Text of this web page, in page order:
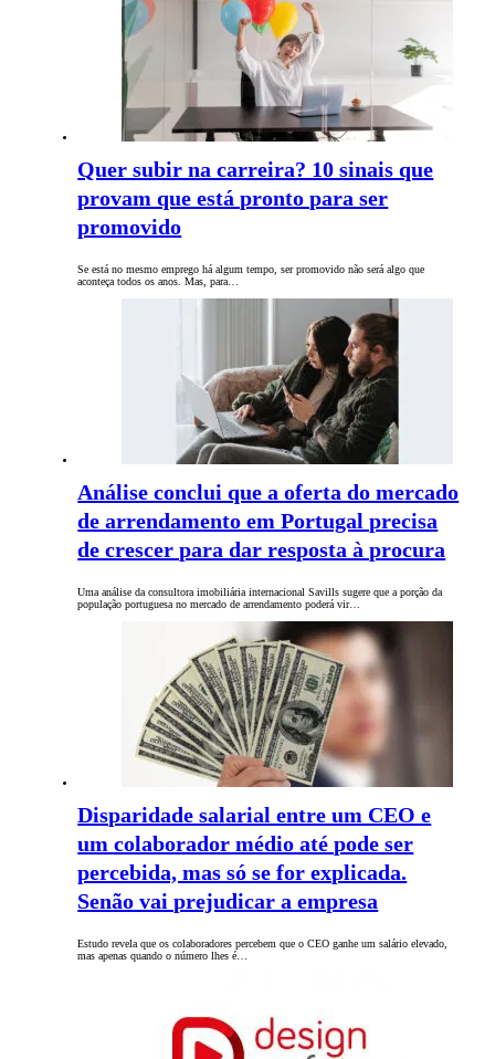
Quer subir na carreira? 10 sinais que
provam que está pronto para ser
promovido
Se está no mesmo emprego há algum tempo, ser promovido não será algo que
aconteça todos os anos. Mas, para…
Análise conclui que a oferta do mercado
de arrendamento em Portugal precisa
de crescer para dar resposta à procura
Uma análise da consultora imobiliária internacional Savills sugere que a porção da
população portuguesa no mercado de arrendamento poderá vir…
Disparidade salarial entre um CEO e
um colaborador médio até pode ser
percebida, mas só se for explicada.
Senão vai prejudicar a empresa
Estudo revela que os colaboradores percebem que o CEO ganhe um salário elevado,
mas apenas quando o número lhes é…